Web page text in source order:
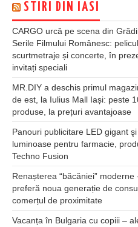
STIRI DIN IASI
CARGO urcă pe scena din
Serile Filmului Românesc:
scurtmetraje și concerte, în
invitați speciali
MR.DIY a deschis primul
de est, la Iulius Mall Iași: peste
produse, la prețuri avantajoase
Panouri publicitare LED gigant
luminoase pentru farmacie,
Techno Fusion
Renașterea “băcăniei”
preferă noua generație de
comerțul de proximitate
Vacanța în Bulgaria cu copiii –